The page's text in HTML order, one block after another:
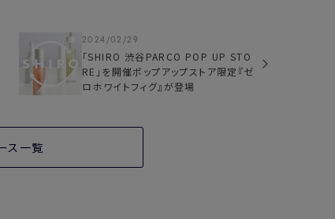
2024/02/29
「SHIRO 渋谷PARCO POP UP STO
RE」を開催ポップアップストア限定『ゼ
ロホワイトフィグ』が登場
ス一覧